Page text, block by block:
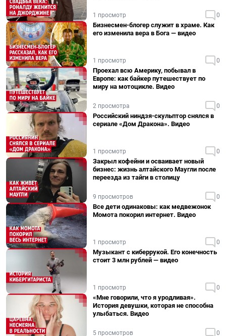
1 просмотр 0
Бизнесмен-блогер служит в храме. Как
его изменила вера в Бога — видео
1 просмотр 0
Проехал всю Америку, побывал в
Европе: как байкер путешествует по
миру на мотоцикле. Видео
2 просмотра 0
Российский ниндзя-скульптор снялся в
сериале «Дом Дракона». Видео
1 просмотр 0
Закрыл кофейни и осваивает новый
бизнес: жизнь алтайского Маугли после
переезда из тайги в столицу
9 просмотров 0
Все дети одинаковы: как медвежонок
Момота покорил интернет. Видео
1 просмотр 0
Музыкант с киберрукой. Его конечность
стоит 3 млн рублей — видео
1 просмотр 0
«Мне говорили, что я уродливая».
История девушки, которая не способна
улыбаться. Видео
5 просмотров 0